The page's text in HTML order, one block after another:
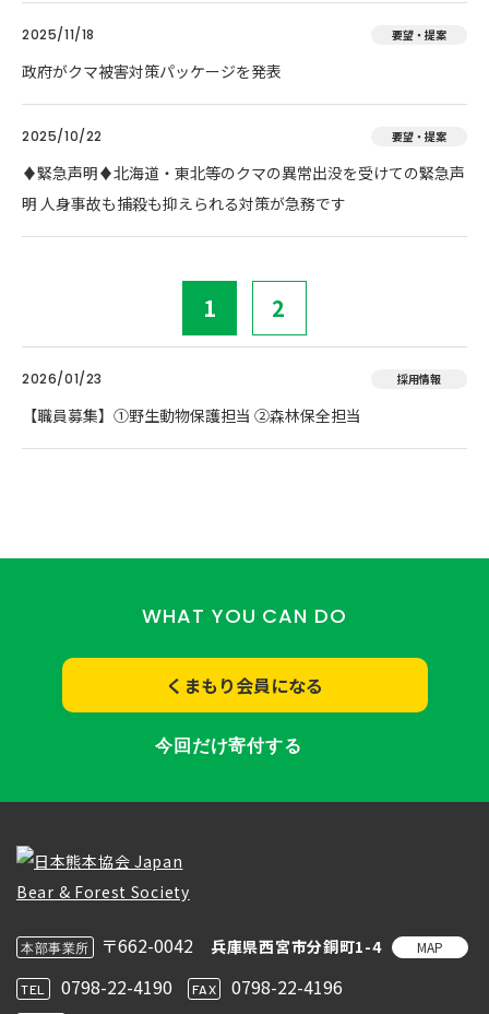
2025/11/18 要望・提案
政府がクマ被害対策パッケージを発表
2025/10/22 要望・提案
♦️緊急声明♦️北海道・東北等のクマの異常出没を受けての緊急声
明 人身事故も捕殺も抑えられる対策が急務です
1 2
2026/01/23 採用情報
【職員募集】①野生動物保護担当 ②森林保全担当
WHAT YOU CAN DO
くまもり会員になる
今回だけ寄付する
本部事業所 〒662-0042 兵庫県西宮市分銅町1-4 MAP
TEL 0798-22-4190 FAX
0798-22-4196